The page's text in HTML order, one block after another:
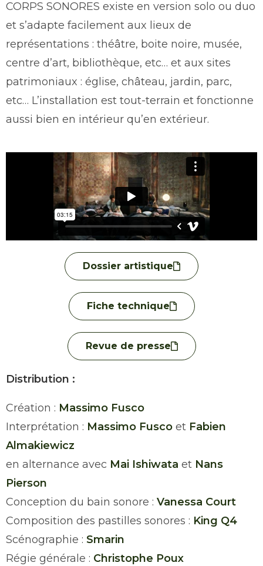
CORPS SONORES existe en version solo ou duo
et s’adapte facilement aux lieux de
représentations : théâtre, boite noire, musée,
centre d’art, bibliothèque, etc… et aux sites
patrimoniaux : église, château, jardin, parc,
etc… L’installation est tout-terrain et fonctionne
aussi bien en intérieur qu’en extérieur.
Distribution :
Création : Massimo Fusco
Interprétation : Massimo Fusco et Fabien
Almakiewicz
en alternance avec Mai Ishiwata et Nans
Pierson
Conception du bain sonore : Vanessa Court
Composition des pastilles sonores : King Q4
Scénographie : Smarin
Régie générale : Christophe Poux
Dossier artistique
Fiche technique
Revue de presse